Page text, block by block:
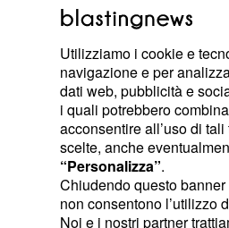
Ovviamente, sono
Ritornando al Galaxy Note
da fonti attendibili parlano
interessanti novità,
solo. È probabile che il
nuova S Pen, e sarà super
Utilizziamo i cookie e
navigazione e per
dati web, pubblicità e
i quali potrebbero
acconsentire all’uso di
scelte, anche
“Personalizza”.
Chiudendo questo
non consentono l’utilizzo
Noi e i nostri partner